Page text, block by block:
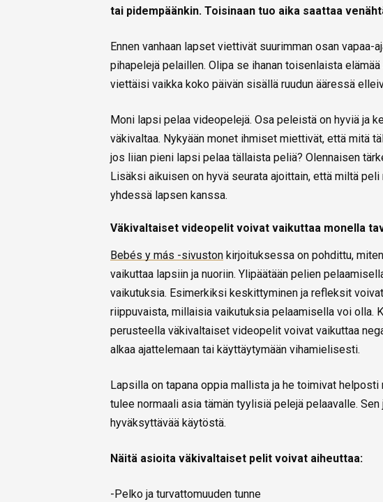
tai pidempäänkin. Toisinaan tuo aika saattaa
Ennen vanhaan lapset viettivät suurimman osan
pihapelejä pelaillen. Olipa se ihanan toisenlaista
viettäisi vaikka koko päivän sisällä ruudun ääressä
Moni lapsi pelaa videopelejä. Osa peleistä on hyviä ja
väkivaltaa. Nykyään monet ihmiset miettivät, että mitä
jos liian pieni lapsi pelaa tällaista peliä? Olennaisen
Lisäksi aikuisen on hyvä seurata ajoittain, että miltä
yhdessä lapsen kanssa.
Väkivaltaiset videopelit voivat vaikuttaa monella
Bebés y más -sivuston kirjoituksessa on pohdittu,
vaikuttaa lapsiin ja nuoriin. Ylipäätään pelien
vaikutuksia. Esimerkiksi keskittyminen ja refleksit
riippuvaista, millaisia vaikutuksia pelaamisella voi olla.
perusteella väkivaltaiset videopelit voivat vaikuttaa
alkaa ajattelemaan tai käyttäytymään vihamielisesti.
Lapsilla on tapana oppia mallista ja he toimivat helposti
tulee normaali asia tämän tyylisiä pelejä pelaavalle.
hyväksyttävää käytöstä.
Näitä asioita väkivaltaiset pelit voivat aiheuttaa:
-Pelko ja turvattomuuden tunne